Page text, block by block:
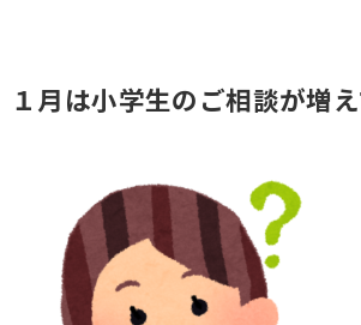
１月は小学生のご相談が増